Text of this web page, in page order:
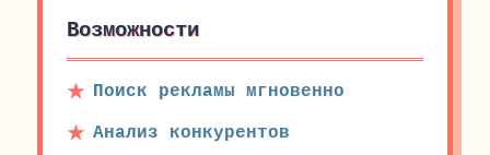
Возможности
Поиск рекламы мгновенно
Анализ конкурентов